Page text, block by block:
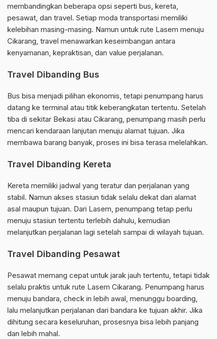
membandingkan beberapa opsi seperti bus, kereta,
pesawat, dan travel. Setiap moda transportasi memiliki
kelebihan masing-masing. Namun untuk rute Lasem menuju
Cikarang, travel menawarkan keseimbangan antara
kenyamanan, kepraktisan, dan value perjalanan.
Travel Dibanding Bus
Bus bisa menjadi pilihan ekonomis, tetapi penumpang harus
datang ke terminal atau titik keberangkatan tertentu. Setelah
tiba di sekitar Bekasi atau Cikarang, penumpang masih perlu
mencari kendaraan lanjutan menuju alamat tujuan. Jika
membawa barang banyak, proses ini bisa terasa melelahkan.
Travel Dibanding Kereta
Kereta memiliki jadwal yang teratur dan perjalanan yang
stabil. Namun akses stasiun tidak selalu dekat dari alamat
asal maupun tujuan. Dari Lasem, penumpang tetap perlu
menuju stasiun tertentu terlebih dahulu, kemudian
melanjutkan perjalanan lagi setelah sampai di wilayah tujuan.
Travel Dibanding Pesawat
Pesawat memang cepat untuk jarak jauh tertentu, tetapi tidak
selalu praktis untuk rute Lasem Cikarang. Penumpang harus
menuju bandara, check in lebih awal, menunggu boarding,
lalu melanjutkan perjalanan dari bandara ke tujuan akhir. Jika
dihitung secara keseluruhan, prosesnya bisa lebih panjang
dan lebih mahal.